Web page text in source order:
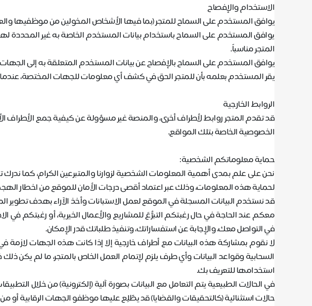
الاستخدام والإفصاح
يوافق المستخدم على السماح للمتجر (بما فيها الأشخاص المخولين من موظفيها
يوافق المستخدم على السماح باستخدام بيانات المستخدم الخاصة به غير
المتجر مناسباً.
يوافق المستخدم على السماح بالإفصاح عن بيانات المستخدم المتعلقة به إلى
‌يقر المستخدم بعلمه بأن للمتجر الحق في كشف أي معلومات للجهات المختصة،
الروابط الخارجية
قد تقدم المتجر روابط لأطراف أخرى، والمنصة غير مسؤولة عن كيفية جمع
الخصوصية الخاصة بتلك المواقع.
حماية معلوماتكم الشخصية:
نحن على علم بمدى أهمية المعلومات الشخصية لزوارنا والمتبرعين الكرام، كما
لحماية هذه المعلومات، وذلك عبر اعتماد أقصى درجات الأمان للموقع من اخطار
قد نستخدم البيانات المسجلة في الموقع لعمل الاستبانات وأخذ الآراء بهدف تطوير
معكم عند الحاجة في حال رغبتكم التبرُّعَ للمشاريع والأعمال الخيرية، أو رغبتكم في
في التواصل معك، والإجابة عن استفساراتك، وتنفيذ طلباتك قدر الإمكان.
لا نقوم بمشاركة هذه البيانات مع أطراف خارجية إلا إذا كانت هذه الجهات
السحابية وقواعد البيانات وأي طرف يلزم لإتمام العمل الخاص بالمتجر، ما لم يكن
استخدامها للتعريف بك.
في الحالات الطبيعية يتم التعامل مع البيانات بصورة آلية (إلكترونية) من خلال
حالات استثنائية (كالتحقيقات والقضايا) قد يطّلِع عليها موظفو الجهات الرقابية أو